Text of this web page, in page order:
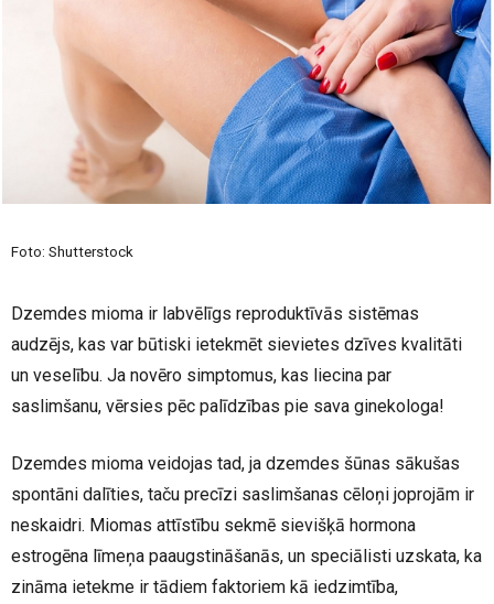
Foto: Shutterstock
Dzemdes mioma ir labvēlīgs reproduktīvās sistēmas
audzējs, kas var būtiski ietekmēt sievietes dzīves kvalitāti
un veselību. Ja novēro simptomus, kas liecina par
saslimšanu, vērsies pēc palīdzības pie sava ginekologa!
Dzemdes mioma veidojas tad, ja dzemdes šūnas sākušas
spontāni dalīties, taču precīzi saslimšanas cēloņi joprojām ir
neskaidri. Miomas attīstību sekmē sievišķā hormona
estrogēna līmeņa paaugstināšanās, un speciālisti uzskata, ka
zināma ietekme ir tādiem faktoriem kā iedzimtība,